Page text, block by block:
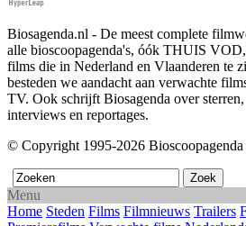
Biosagenda.nl - De meest complete
alle bioscoopagenda's, óók THUIS
films die in Nederland en Vlaanderen te
besteden we aandacht aan verwachte
TV. Ook schrijft Biosagenda over
interviews en reportages.
© Copyright 1995-2026
Menu
Home Steden Films Filmnieuws Trailers